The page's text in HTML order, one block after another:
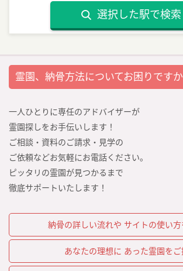
選択した駅で検索
霊園、納骨方法についてお困りですか
一人ひとりに専任のアドバイザーが
霊園探しをお手伝いします！
ご相談・資料のご請求・見学の
ご依頼などお気軽にお電話ください。
ピッタリの霊園が見つかるまで
徹底サポートいたします！
納骨の詳しい流れや サイトの使い
あなたの理想に あった霊園を